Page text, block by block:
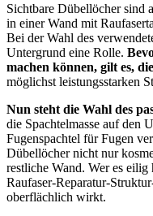
Sichtbare Dübellöcher sind
in einer Wand mit
Bei der Wahl des
Untergrund eine Rolle.
machen können, gilt es,
möglichst leistungsstarken
Nun steht die Wahl des
die Spachtelmasse auf den
Fugenspachtel für Fugen
Dübellöcher nicht nur
restliche Wand. Wer es
Raufaser-Reparatur-
oberflächlich wirkt.